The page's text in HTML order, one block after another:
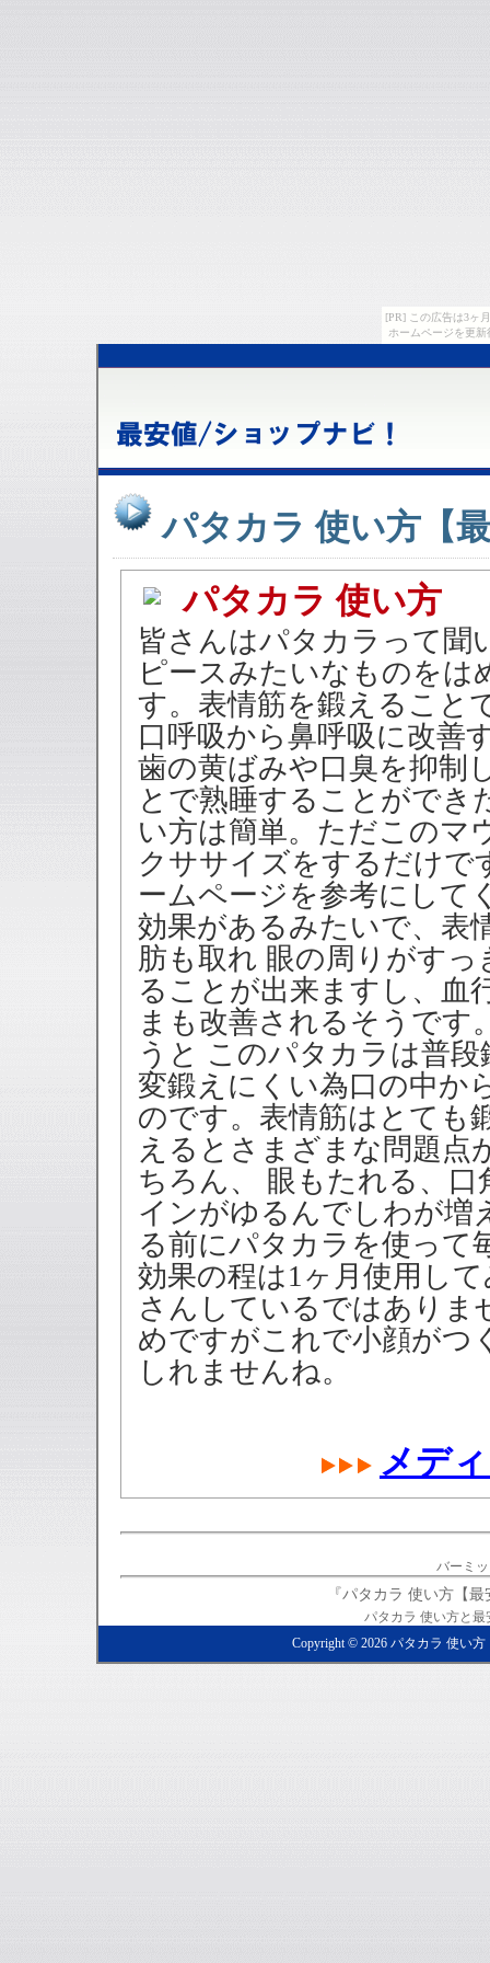
[PR] この広告は3ヶ
ホームページを更
パタカラ 使い方【
パタカラ 使い方
皆さんはパタカラって聞
ピースみたいなものをは
す。表情筋を鍛えること
口呼吸から鼻呼吸に改善
歯の黄ばみや口臭を抑制
とで熟睡することができ
い方は簡単。ただこのマ
クササイズをするだけで
ームページを参考にして
効果があるみたいで、表
肪も取れ 眼の周りがす
ることが出来ますし、血
まも改善されるそうです
うと このパタカラは普
変鍛えにくい為口の中か
のです。表情筋はとても
えるとさまざまな問題点
ちろん、 眼もたれる、
インがゆるんでしわが増
る前にパタカラを使って
効果の程は1ヶ月使用し
さんしているではありま
めですがこれで小顔がつ
しれませんね。
メデ
バーミ
『パタカラ 使い方【
パタカラ 使い方と
Copyright © 2026 パタカラ 使い